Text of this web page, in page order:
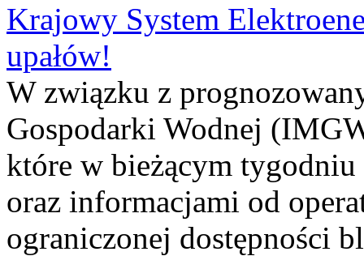
Krajowy System
upałów!
W związku z
Gospodarki Wodnej
które w bieżącym tygodniu
oraz informacjami od
ograniczonej dostępności